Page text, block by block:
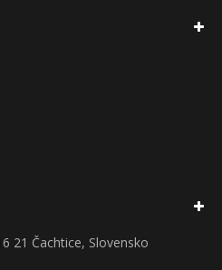
21 Čachtice, Slovensko